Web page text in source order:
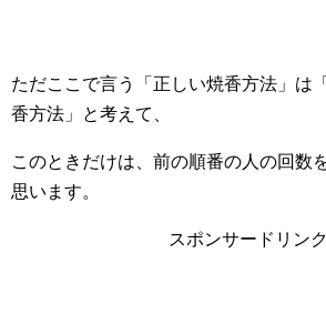
ただここで言う「正しい焼香方法」は
香方法」と考えて、
このときだけは、前の順番の人の回数
思います。
スポンサードリンク